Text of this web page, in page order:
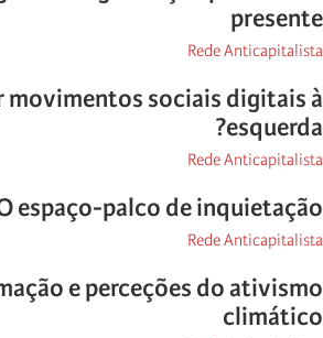
presente
Rede Anticapitalista
movimentos sociais digitais à
esquerda?
Rede Anticapitalista
espaço-palco de inquietação
Rede Anticapitalista
e perceções do ativismo
climático